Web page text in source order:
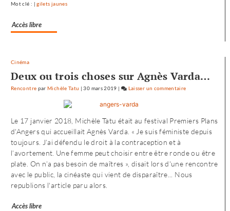
Mot clé : |gilets jaunes
Accès libre
Cinéma
Deux ou trois choses sur Agnès Varda…
Rencontre parMichèle Tatu |30 mars 2019 | Laisser un commentaire
l’Ouest
de
Noureev
»
Le 17 janvier 2018, Michèle Tatu était au festival Premiers Plans
d'Angers qui accueillait Agnès Varda. « Je suis féministe depuis
toujours. J’ai défendu le droit à la contraception et à
l’avortement. Une femme peut choisir entre être ronde ou être
plate. On n’a pas besoin de maîtres », disait lors d'une rencontre
avec le public, la cinéaste qui vient de disparaître... Nous
republions l'article paru alors.
Accès libre